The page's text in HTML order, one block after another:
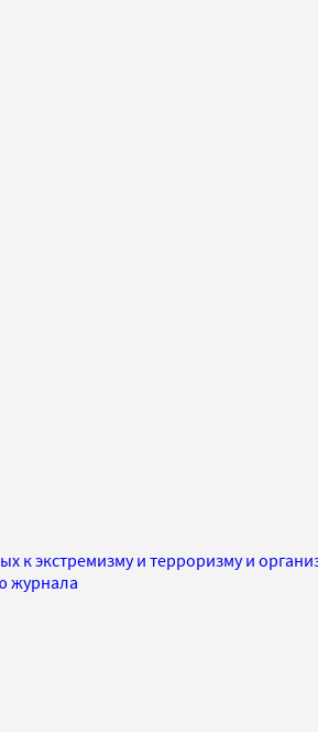
к экстремизму и терроризму и
журнала